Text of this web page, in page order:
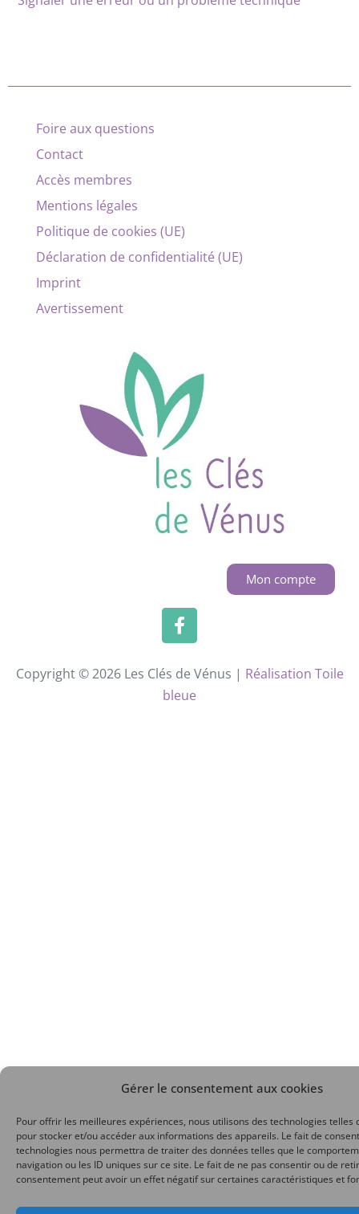
Gérer le consentement aux cookies
Pour offrir les meilleures expériences, nous utilisons des technologies telles
pour stocker et/ou accéder aux informations des appareils. Le fait de
technologies nous permettra de traiter des données telles que le
navigation ou les ID uniques sur ce site. Le fait de ne pas consentir ou de
consentement peut avoir un effet négatif sur certaines caractéristiques et
Foire aux questions
Contact
Accès membres
Mentions légales
Politique de cookies (UE)
Déclaration de confidentialité (UE)
Imprint
Avertissement
Mon compte
Copyright © 2026 Les Clés de Vénus | Réalisation Toile
bleue